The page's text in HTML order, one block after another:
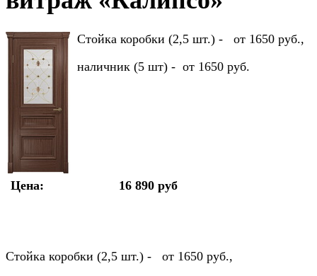
Стойка коробки (2,5 шт.) - от 1650 руб.,
наличник (5 шт) - от 1650 руб.
Цена: 16 890 руб
Стойка коробки (2,5 шт.) - от 1650 руб.,